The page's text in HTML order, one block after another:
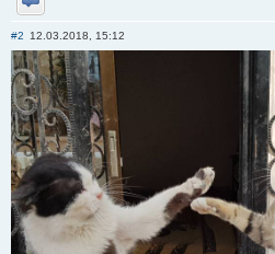
Отправить личное сообщение
#2 12.03.2018, 15:12